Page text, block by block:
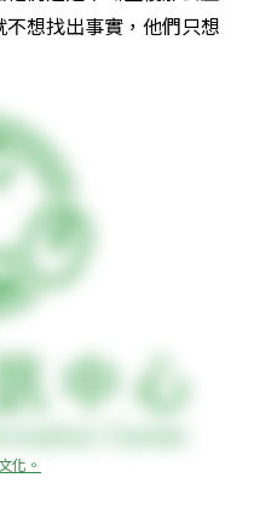
想找出事實，他們只想
化。